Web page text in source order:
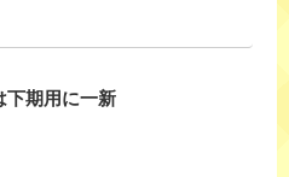
下期用に一新